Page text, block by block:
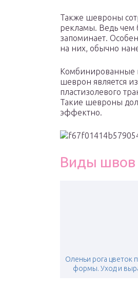
Также шевроны
рекламы. Ведь чем
запоминает.
на них, обычно
Комбинированные
шеврон является
пластизолевого
Такие шевроны
эффектно.
Виды швов
Оленьи рога цветок
формы. Уход и